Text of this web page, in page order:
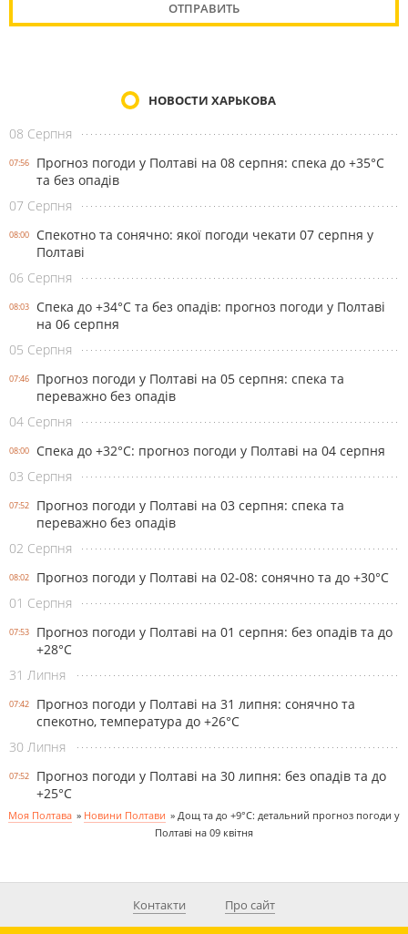
НОВОСТИ ХАРЬКОВА
08 Серпня
07:56
Прогноз погоди у Полтаві на 08 серпня: спека до +35°С
та без опадів
07 Серпня
08:00
Спекотно та сонячно: якої погоди чекати 07 серпня у
Полтаві
06 Серпня
08:03
Спека до +34°С та без опадів: прогноз погоди у Полтаві
на 06 серпня
05 Серпня
07:46
Прогноз погоди у Полтаві на 05 серпня: спека та
переважно без опадів
04 Серпня
08:00
Спека до +32°С: прогноз погоди у Полтаві на 04 серпня
03 Серпня
07:52
Прогноз погоди у Полтаві на 03 серпня: спека та
переважно без опадів
02 Серпня
08:02
Прогноз погоди у Полтаві на 02-08: сонячно та до +30°С
01 Серпня
07:53
Прогноз погоди у Полтаві на 01 серпня: без опадів та до
+28°С
31 Липня
07:42
Прогноз погоди у Полтаві на 31 липня: сонячно та
спекотно, температура до +26°С
30 Липня
07:52
Прогноз погоди у Полтаві на 30 липня: без опадів та до
+25°С
Моя Полтава » Новини Полтави » Дощ та до +9°С: детальний прогноз погоди у
Полтаві на 09 квітня
Контакти Про сайт